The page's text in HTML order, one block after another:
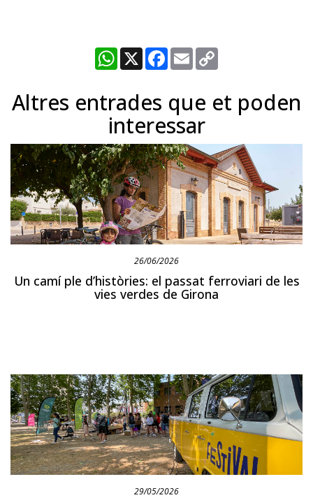
WhatsApp
X Facebook
Email
Altres entrades que et poden
interessar
26/06/2026
Un camí ple d’històries: el passat ferroviari de les
vies verdes de Girona
29/05/2026